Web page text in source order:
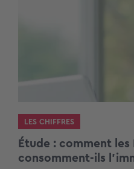
LES CHIFFRES
Étude : comment les
consomment-ils